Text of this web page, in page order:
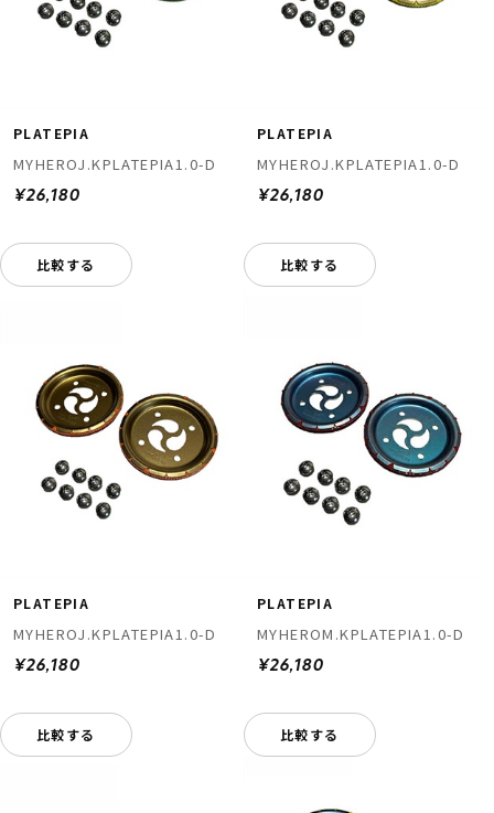
PLATEPIA
MYHEROJ.KPLATEPIA1.0-D
¥26,180
比較する
PLATEPIA
MYHEROJ.KPLATEPIA1.0-D
¥26,180
比較する
PLATEPIA
MYHEROJ.KPLATEPIA1.0-D
¥26,180
比較する
PLATEPIA
MYHEROM.KPLATEPIA1.0-D
¥26,180
比較する